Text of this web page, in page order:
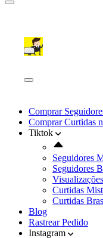
Comprar
Comprar Curtidas
Tiktok
Seguidores
Seguidores
Curtidas
Curtidas
Blog
Rastrear Pedido
Instagram